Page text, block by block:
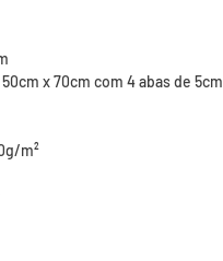
x 70cm com 4 abas de 5cm
m²